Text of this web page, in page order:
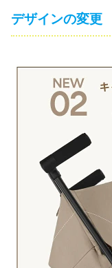
デザインの変更